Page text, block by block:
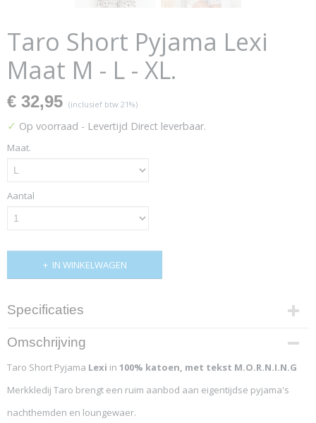
Taro Short Pyjama Lexi
Maat M - L - XL.
€ 32,95 (inclusief btw 21%)
✓ Op voorraad - Levertijd Direct leverbaar.
Maat.
Aantal
IN WINKELWAGEN
Specificaties
Productcode
4508-11562
Omschrijving
Taro Short Pyjama Lexi in 100% katoen, met tekst M.O.R.N.I.N.G
Merkkledij Taro brengt een ruim aanbod aan eigentijdse pyjama's
nachthemden en loungewaer.